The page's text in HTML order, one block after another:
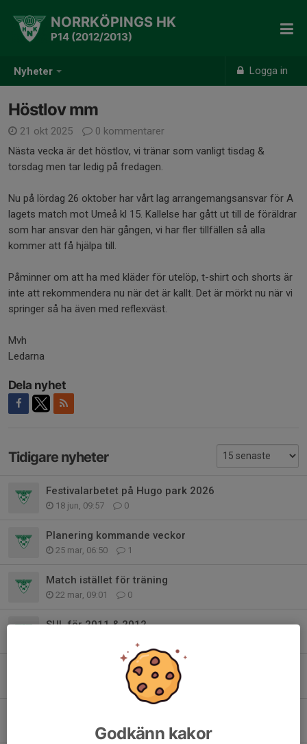
Nyheter Logga in
NORRKÖPINGS HK
P14 (2012/2013)
Höstlov mm
21 okt 2025
0 kommentarer
Nästa vecka är det höstlov, vi tränar som vanligt tisdag &
torsdag men tar ledig på fredagen.
Nu på lördag 26 oktober har vårt lag arrangemangsansvar för A
lagets match mot Umeå kl 15. Kallelse har gått ut till de föräldrar
som har ansvar den här gången, vi har fler tillfällen så alla
kommer att få hjälpa till.
Påminner om att ha med kläder för utelöp, t-shirt och shorts är
inte att rekommendera nu när det är kallt. Det är mörkt nu när vi
springer så ha även med reflexväst.
Mvh
Ledarna
Dela nyhet
Tidigare nyheter
Festivalarbetet på Hugo park 2026
18 jun, 09:57 0
Planering kommande veckor
25 mar, 06:50 1
Match istället för träning
22 mar, 09:01 0
SUL för 2011 & 2012
0
27 jan, 14:36 0
Godkänn kakor